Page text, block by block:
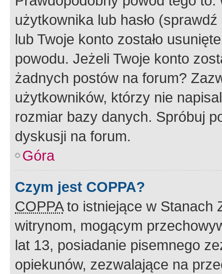
użytkownika lub hasło
lub Twoje konto zostało
powodu. Jeżeli Twoje konto
żadnych postów na forum?
użytkowników, którzy nie
rozmiar bazy danych. Spróbuj
dyskusji na forum.
Góra
Czym jest COPPA?
COPPAto istniejące w Stanach
witrynom, mogącym
lat 13, posiadanie pisemnego
opiekunów, zezwalające na